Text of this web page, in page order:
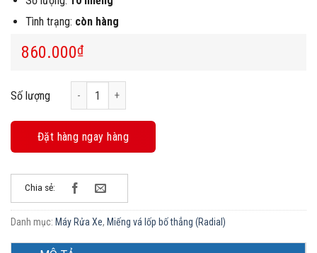
Tình trạng: còn hàng
860.000₫
Số lượng Hộp 10 Miếng Vá Lốp Bố Thẳng Vultec RD40 (Radial,
Đặt hàng ngay hàng
Chia sẻ:
Danh mục: Máy Rửa Xe, Miếng vá lốp bố thẳng (Radial)